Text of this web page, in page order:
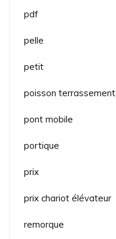
pdf
pelle
petit
poisson terrassement
pont mobile
portique
prix
prix chariot élévateur
remorque